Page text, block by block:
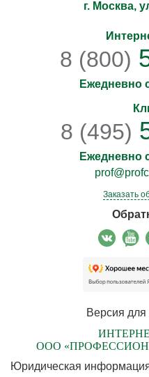
г. Москва,
8 (800)
Ежедневно
8 (495)
Ежедневно
Заказать
Версия
ООО
Юридическая